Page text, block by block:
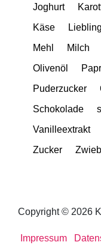
Joghurt
Käse
Mehl
Milch
Olivenöl
Puderzucker
Schokolade
Vanilleextrakt
Zucker
Copyright © 2026
Impressum